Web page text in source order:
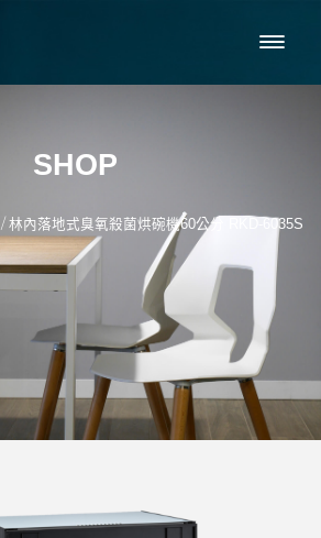
SHOP
/ 林內落地式臭氧殺菌烘碗機60公分 RKD-6035S